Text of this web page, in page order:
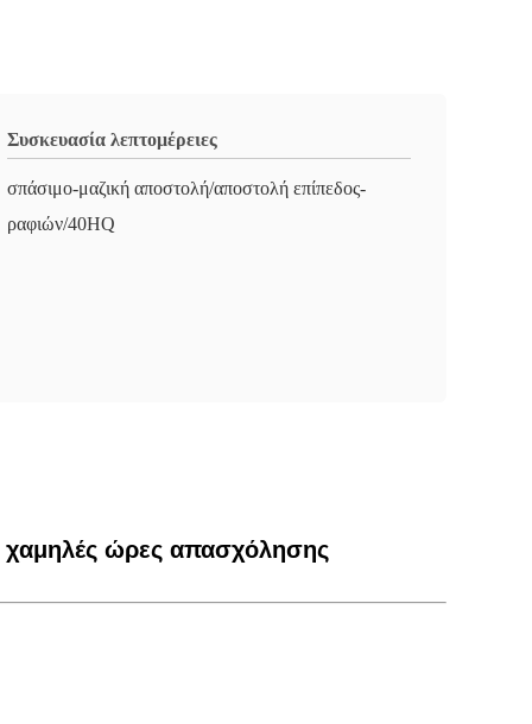
Συσκευασία λεπτομέρειες
σπάσιμο-μαζική αποστολή/αποστολή επίπεδος-
ραφιών/40HQ
χαμηλές ώρες απασχόλησης